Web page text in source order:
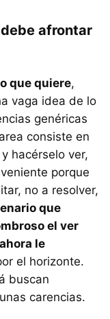
afrontar
que quiere,
vaga idea de lo
genéricas
consiste en
hacérselo ver,
porque
no a resolver,
que
el ver
le
el horizonte.
buscan
carencias.